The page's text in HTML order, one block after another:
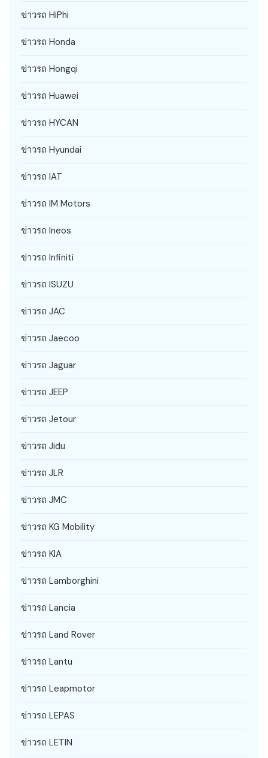
ข่าวรถ HiPhi
ข่าวรถ Honda
ข่าวรถ Hongqi
ข่าวรถ Huawei
ข่าวรถ HYCAN
ข่าวรถ Hyundai
ข่าวรถ IAT
ข่าวรถ IM Motors
ข่าวรถ Ineos
ข่าวรถ Infiniti
ข่าวรถ ISUZU
ข่าวรถ JAC
ข่าวรถ Jaecoo
ข่าวรถ Jaguar
ข่าวรถ JEEP
ข่าวรถ Jetour
ข่าวรถ Jidu
ข่าวรถ JLR
ข่าวรถ JMC
ข่าวรถ KG Mobility
ข่าวรถ KIA
ข่าวรถ Lamborghini
ข่าวรถ Lancia
ข่าวรถ Land Rover
ข่าวรถ Lantu
ข่าวรถ Leapmotor
ข่าวรถ LEPAS
ข่าวรถ LETIN